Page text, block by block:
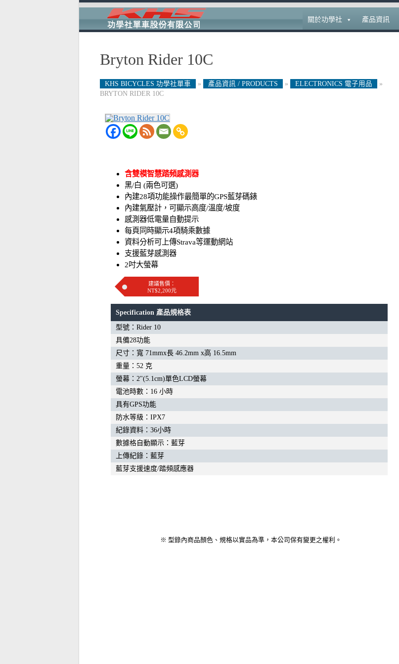
關於功學社 產品資訊
Bryton Rider 10C
KHS BICYCLES 功學社單車 » 產品資訊 / PRODUCTS » ELECTRONICS 電子用品
»
BRYTON RIDER 10C
含雙模智慧踏頻感測器
黑/白 (兩色可選)
內建28項功能操作最簡單的GPS藍芽碼錶
內建氣壓計，可顯示高度/溫度/坡度
感測器低電量自動提示
每頁同時顯示4項騎乘數據
資料分析可上傳Strava等運動網站
支援藍芽感測器
2吋大螢幕
建議售價：
NT$2,200元
Specification 產品規格表
型號：Rider 10
具備28功能
尺寸：寬 71mmx長 46.2mm x高 16.5mm
重量：52 克
螢幕：2"(5.1cm)單色LCD螢幕
電池時數：16 小時
具有GPS功能
防水等級：IPX7
紀錄資料：36小時
數據格自動顯示：藍芽
上傳紀錄：藍芽
藍芽支援速度/踏頻感應器
※ 型錄內商品顏色、規格以實品為準，本公司保有變更之權利。